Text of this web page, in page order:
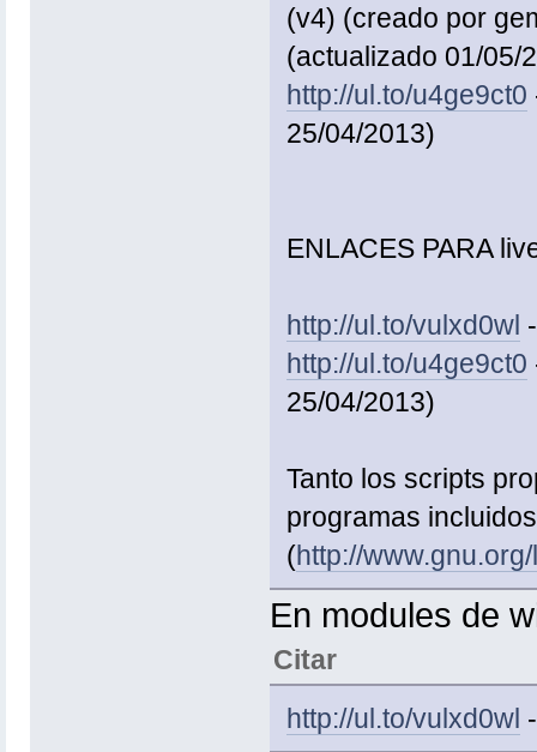
(v4) (creado por
(actualizado 01/05/
http://ul.to/u4ge9ct0
25/04/2013)
ENLACES PARA
http://ul.to/vulxd0wl
http://ul.to/u4ge9ct0
25/04/2013)
Tanto los scripts
programas
(http://
En modules de
Citar
http://ul.to/vulxd0wl